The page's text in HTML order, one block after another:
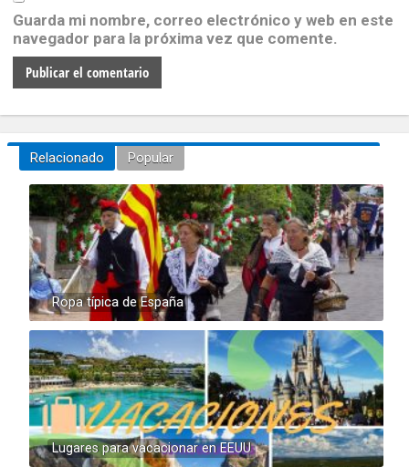
Guarda mi nombre, correo electrónico y web en este
navegador para la próxima vez que comente.
Relacionado Popular
Ropa típica de España
Lugares para vacacionar en EEUU